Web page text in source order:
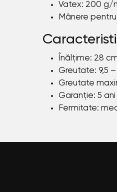
Vatex: 200 g/
Mânere
Înălțime: 28
Greutate: 9,5 –
Greutate
Garanție: 5 ani
Fermitate: